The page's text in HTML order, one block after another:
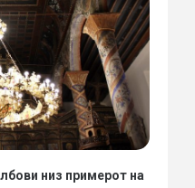
низ примерот на